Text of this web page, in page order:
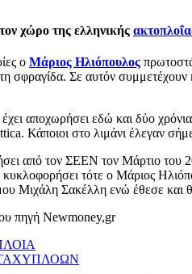
χώρο της ελληνικής
ο Μάριος Ηλιόπουλος
σφραγίδα. Σε αυτόν
αποχωρήσει εδώ και δύο
Κάποιοι στο λιμάνι έλεγαν
από τον ΣΕΕΝ τον Μάρτιο του
κυκλοφορήσει τότε ο Μάριος
Μιχάλη Σακέλλη ενώ έθεσε και
πηγή Newmoney,gr